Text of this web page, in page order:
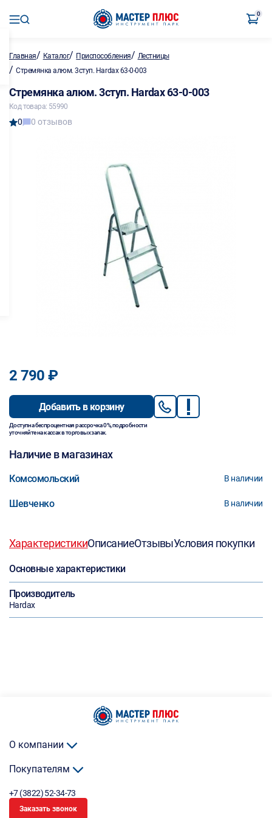
0
Главная/ Каталог/ Приспособления/ Лестницы
/ Стремянка алюм. 3ступ. Hardax 63-0-003
Стремянка алюм. 3ступ. Hardax 63-0-003
Код товара: 55990
0 0 отзывов
2 790 ₽
Добавить в корзину
Доступна беспроцентная рассрочка 0%, подробности
уточняйте на кассах в торговых залах.
Наличие в магазинах
Комсомольский В наличии
Шевченко В наличии
ХарактеристикиОписаниеОтзывыУсловия покупки
Основные характеристики
Производитель
Hardax
О компании
Покупателям
+7 (3822) 52-34-73
Заказать звонок